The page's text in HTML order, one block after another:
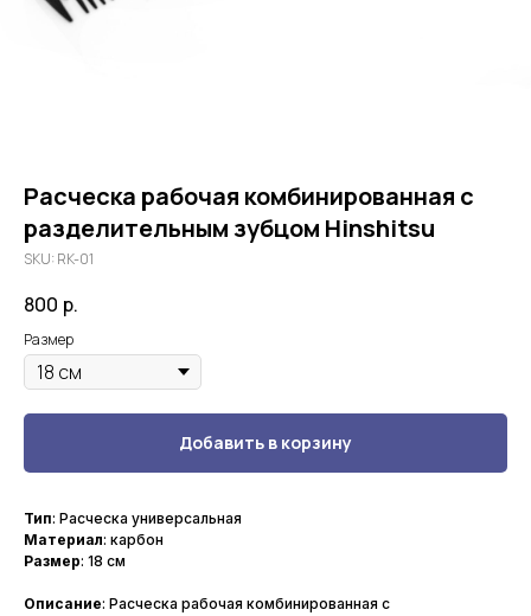
Расческа рабочая комбинированная с
разделительным зубцом Hinshitsu
SKU: RK-01
800 р.
Размер
Добавить в корзину
Тип: Расческа универсальная
Материал: карбон
Размер: 18 см
Описание: Расческа рабочая комбинированная с